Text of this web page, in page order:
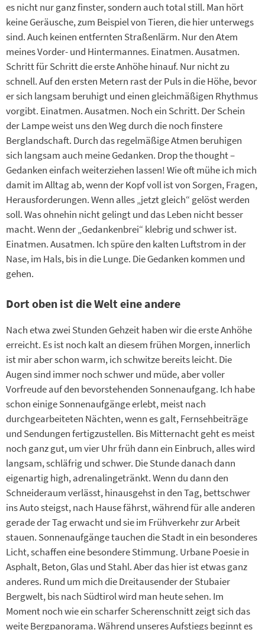
es nicht nur ganz finster, sondern auch total still. Man hört
keine Geräusche, zum Beispiel von Tieren, die hier unterwegs
sind. Auch keinen entfernten Straßenlärm. Nur den Atem
meines Vorder- und Hintermannes. Einatmen. Ausatmen.
Schritt für Schritt die erste Anhöhe hinauf. Nur nicht zu
schnell. Auf den ersten Metern rast der Puls in die Höhe, bevor
er sich langsam beruhigt und einen gleichmäßigen Rhythmus
vorgibt. Einatmen. Ausatmen. Noch ein Schritt. Der Schein
der Lampe weist uns den Weg durch die noch finstere
Berglandschaft. Durch das regelmäßige Atmen beruhigen
sich langsam auch meine Gedanken. Drop the thought –
Gedanken einfach weiterziehen lassen! Wie oft mühe ich mich
damit im Alltag ab, wenn der Kopf voll ist von Sorgen, Fragen,
Herausforderungen. Wenn alles „jetzt gleich“ gelöst werden
soll. Was ohnehin nicht gelingt und das Leben nicht besser
macht. Wenn der „Gedankenbrei“ klebrig und schwer ist.
Einatmen. Ausatmen. Ich spüre den kalten Luftstrom in der
Nase, im Hals, bis in die Lunge. Die Gedanken kommen und
gehen.
Dort oben ist die Welt eine andere
Nach etwa zwei Stunden Gehzeit haben wir die erste Anhöhe
erreicht. Es ist noch kalt an diesem frühen Morgen, innerlich
ist mir aber schon warm, ich schwitze bereits leicht. Die
Augen sind immer noch schwer und müde, aber voller
Vorfreude auf den bevorstehenden Sonnenaufgang. Ich habe
schon einige Sonnenaufgänge erlebt, meist nach
durchgearbeiteten Nächten, wenn es galt, Fernsehbeiträge
und Sendungen fertigzustellen. Bis Mitternacht geht es meist
noch ganz gut, um vier Uhr früh dann ein Einbruch, alles wird
langsam, schläfrig und schwer. Die Stunde danach dann
eigenartig high, adrenalingetränkt. Wenn du dann den
Schneideraum verlässt, hinausgehst in den Tag, bettschwer
ins Auto steigst, nach Hause fährst, während für alle anderen
gerade der Tag erwacht und sie im Frühverkehr zur Arbeit
stauen. Sonnenaufgänge tauchen die Stadt in ein besonderes
Licht, schaffen eine besondere Stimmung. Urbane Poesie in
Asphalt, Beton, Glas und Stahl. Aber das hier ist etwas ganz
anderes. Rund um mich die Dreitausender der Stubaier
Bergwelt, bis nach Südtirol wird man heute sehen. Im
Moment noch wie ein scharfer Scherenschnitt zeigt sich das
weite Bergpanorama. Während unseres Aufstiegs beginnt es